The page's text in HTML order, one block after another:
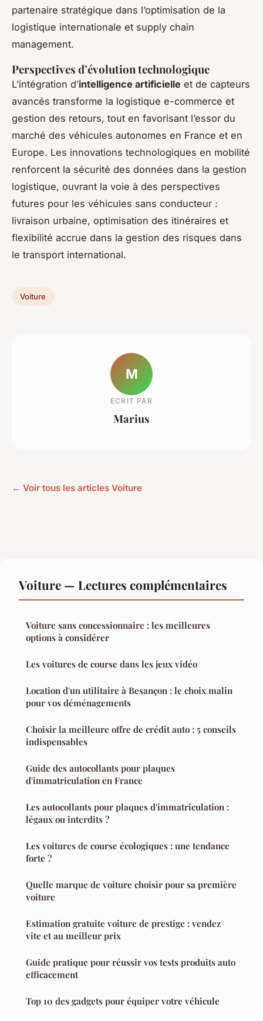
partenaire stratégique dans l’optimisation de la
logistique internationale et supply chain
management.
Perspectives d’évolution technologique
L’intégration d’intelligence artificielle et de capteurs
avancés transforme la logistique e-commerce et
gestion des retours, tout en favorisant l’essor du
marché des véhicules autonomes en France et en
Europe. Les innovations technologiques en mobilité
renforcent la sécurité des données dans la gestion
logistique, ouvrant la voie à des perspectives
futures pour les véhicules sans conducteur :
livraison urbaine, optimisation des itinéraires et
flexibilité accrue dans la gestion des risques dans
le transport international.
Voiture
M
ECRIT PAR
Marius
← Voir tous les articles Voiture
Voiture — Lectures complémentaires
Voiture sans concessionnaire : les meilleures
options à considérer
Les voitures de course dans les jeux vidéo
Location d'un utilitaire à Besançon : le choix malin
pour vos déménagements
Choisir la meilleure offre de crédit auto : 5 conseils
indispensables
Guide des autocollants pour plaques
d'immatriculation en France
Les autocollants pour plaques d'immatriculation :
légaux ou interdits ?
Les voitures de course écologiques : une tendance
forte ?
Quelle marque de voiture choisir pour sa première
voiture
Estimation gratuite voiture de prestige : vendez
vite et au meilleur prix
Guide pratique pour réussir vos tests produits auto
efficacement
Top 10 des gadgets pour équiper votre véhicule